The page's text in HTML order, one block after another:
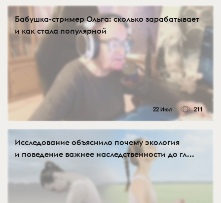
Бабушка-стример Ольга: сколько зарабатывает
и как стала популярной
22 Июл 211
Исследование объяснило почему экология
и поведение важнее наследственности до гл...